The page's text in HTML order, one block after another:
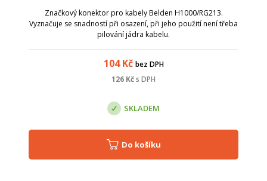
Značkový konektor pro kabely Belden H1000/RG213.
Vyznačuje se snadností při osazení, při jeho použití není třeba
pilování jádra kabelu.
104Kč bez DPH
126 Kčs DPH
SKLADEM
Do košíku